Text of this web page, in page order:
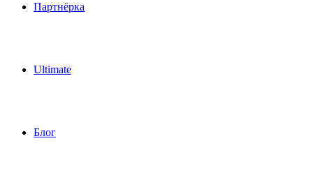
Партнёрка
Ultimate
Блог